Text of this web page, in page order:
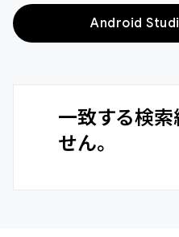
Android
一致する検
せん。